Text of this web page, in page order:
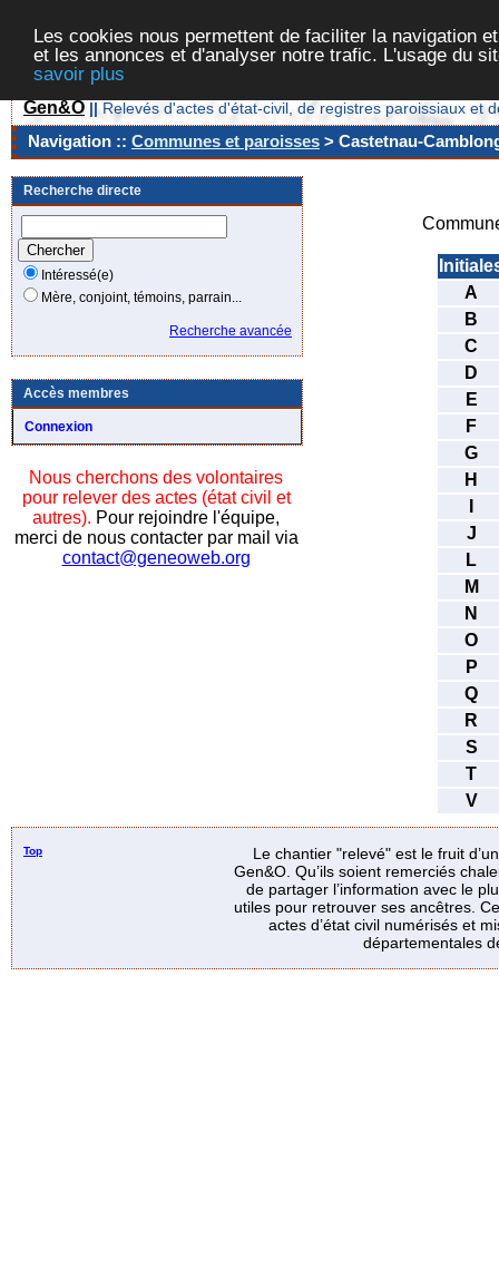
Les cookies nous permettent de faciliter la navigation
et les annonces et d'analyser notre trafic. L'usage du
savoir plus
Gen&O || Relevés d'actes d'état-civil, de registres paroissiaux et
Navigation :: Communes et paroisses > Castetnau-
Recherche directe
Intéressé(e)
Mère, conjoint, témoins, parrain...
Recherche avancée
Accès membres
Connexion
Nous cherchons des volontaires
pour relever des actes (état civil et
autres). Pour rejoindre l'équipe,
merci de nous contacter par mail via
contact@geneoweb.org
A
B
C
D
E
F
G
H
J
L
M
N
O
P
Q
R
S
T
V
Top
Le chantier "relevé" est le fruit
Gen&O. Qu’ils soient remerciés
de partager l’information avec le
utiles pour retrouver ses ancêtres.
actes d’état civil numérisés et
départementales